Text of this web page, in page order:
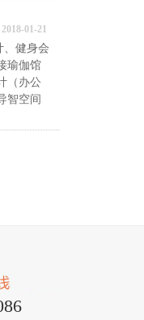
2018-01-21
健身会
瑜伽馆
（办公
智空间